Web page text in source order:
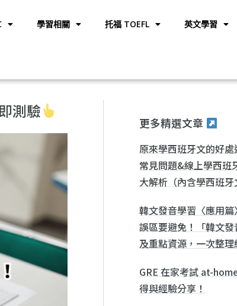
學習相關 托福 TOEFL 英文學習
測驗
更多精選文章
原來學西班牙文的好
常見問題&線上學西班
大解析（內含學西班牙
韓文發音學習〈應用
誤區要避免！「韓文
及重點資源，一次整理
GRE 在家考試 at-
得與經驗分享！